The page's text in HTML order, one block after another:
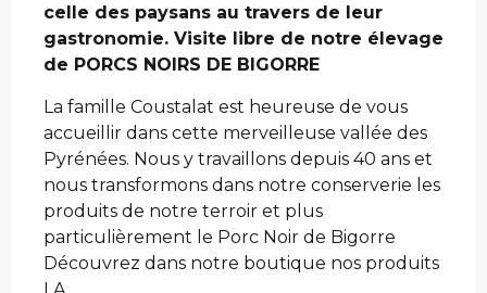
celle des paysans au travers de leur
gastronomie. Visite libre de notre élevage
de PORCS NOIRS DE BIGORRE
La famille Coustalat est heureuse de vous
accueillir dans cette merveilleuse vallée des
Pyrénées. Nous y travaillons depuis 40 ans et
nous transformons dans notre conserverie les
produits de notre terroir et plus
particulièrement le Porc Noir de Bigorre
Découvrez dans notre boutique nos produits